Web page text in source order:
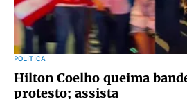
POLÍTICA
Hilton Coelho queima
protesto; assista